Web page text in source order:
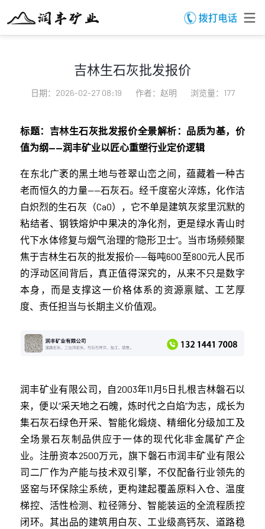
吉林生石灰批发报价
日期：2026-02-27 08:19 作者：赵明 浏览量：177
标题：吉林生石灰批发报价全景解析：品质为基，价
值为纲——润丰矿业以匠心重塑行业定价逻辑
在东北广袤的黑土地与苍翠山峦之间，蕴藏着一种古
老而恒久的力量——石灰石。经千度窑火淬炼，化作洁
白炽烈的生石灰（CaO），它不单是建筑灰浆里沉默的
粘结者、钢铁熔炉中果决的净化剂，更是绿水青山时
代下水体修复与烟气治理的“隐形卫士”。当市场频频聚
焦于吉林生石灰的批发报价——每吨600至800元人民币
的浮动区间背后，真正值得深究的，从来不只是数字
本身，而是支撑这一价格体系的资源禀赋、工艺厚
度、责任担当与长期主义价值观。
润丰矿业有限公司，自2003年11月5日扎根吉林磐石以
来，便以“采天地之石魄，炼时代之白焰”为志，成长为
集石灰石绿色开采、智能化煅烧、精细化分级加工及
全场景石灰制品供应于一体的现代化非金属矿产企
业。注册资本2500万元，旗下磐石市润丰矿业有限公
司二厂作为产能与技术双引擎，不仅配备行业领先的
竖窑与环保除尘系统，更构建起覆盖原料入仓、温度
梯控、活性检测、粒径筛分、智能装运的全流程质控
闭环。其出品的建筑用白灰、工业级高钙灰、道路稳